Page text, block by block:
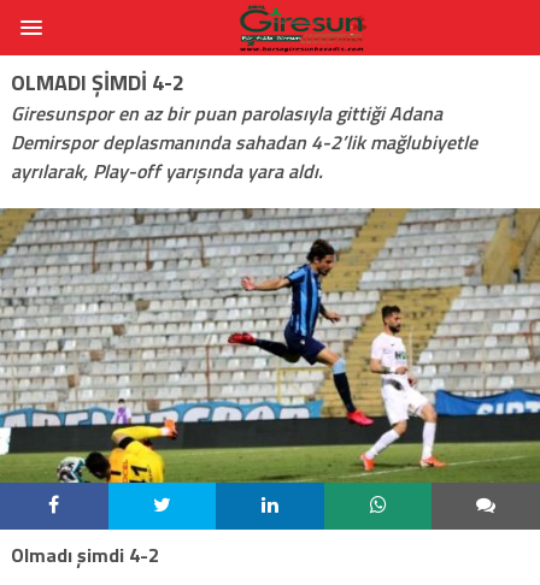
OLMADI ŞIMDI 4-2
Giresunspor en az bir puan parolasıyla gittiği Adana
Demirspor deplasmanında sahadan 4-2’lik mağlubiyetle
ayrılarak, Play-off yarışında yara aldı.
Olmadı şimdi 4-2